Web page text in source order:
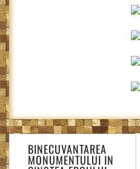
Navigare
în BINECUVANTAREA
MONUMENTULUI IN